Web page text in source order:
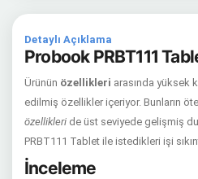
Detaylı Açıklama
Probook PRBT111
Ürünün özellikleri arasında yüksek
edilmiş özellikler içeriyor. Bunların
özellikleri de üst seviyede gelişmiş
PRBT111 Tablet ile istedikleri işi
İnceleme